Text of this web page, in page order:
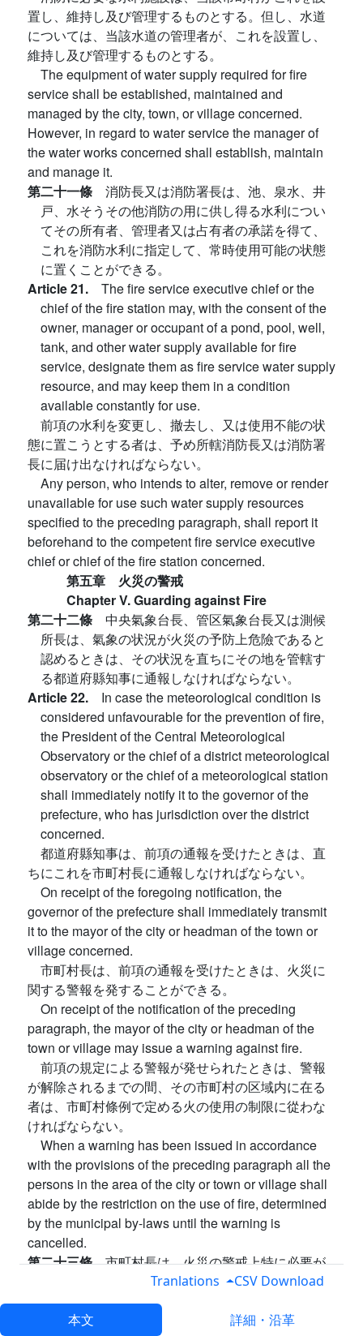
置し、維持し及び管理するものとする。但し、水道
については、当該水道の管理者が、これを設置し、
維持し及び管理するものとする。
The equipment of water supply required for fire
service shall be established, maintained and
managed by the city, town, or village concerned.
However, in regard to water service the manager of
the water works concerned shall establish, maintain
and manage it.
第二十一條 消防長又は消防署長は、池、泉水、井
戸、水そうその他消防の用に供し得る水利につい
てその所有者、管理者又は占有者の承諾を得て、
これを消防水利に指定して、常時使用可能の状態
に置くことができる。
Article 21. The fire service executive chief or the
chief of the fire station may, with the consent of the
owner, manager or occupant of a pond, pool, well,
tank, and other water supply available for fire
service, designate them as fire service water supply
resource, and may keep them in a condition
available constantly for use.
前項の水利を変更し、撤去し、又は使用不能の状
態に置こうとする者は、予め所轄消防長又は消防署
長に届け出なければならない。
Any person, who intends to alter, remove or render
unavailable for use such water supply resources
specified to the preceding paragraph, shall report it
beforehand to the competent fire service executive
chief or chief of the fire station concerned.
第五章 火災の警戒
Chapter V. Guarding against Fire
第二十二條 中央氣象台長、管区氣象台長又は測候
所長は、氣象の状況が火災の予防上危險であると
認めるときは、その状況を直ちにその地を管轄す
る都道府縣知事に通報しなければならない。
Article 22. In case the meteorological condition is
considered unfavourable for the prevention of fire,
the President of the Central Meteorological
Observatory or the chief of a district meteorological
observatory or the chief of a meteorological station
shall immediately notify it to the governor of the
prefecture, who has jurisdiction over the district
concerned.
都道府縣知事は、前項の通報を受けたときは、直
ちにこれを市町村長に通報しなければならない。
On receipt of the foregoing notification, the
governor of the prefecture shall immediately transmit
it to the mayor of the city or headman of the town or
village concerned.
市町村長は、前項の通報を受けたときは、火災に
関する警報を発することができる。
On receipt of the notification of the preceding
paragraph, the mayor of the city or headman of the
town or village may issue a warning against fire.
前項の規定による警報が発せられたときは、警報
が解除されるまでの間、その市町村の区域内に在る
者は、市町村條例で定める火の使用の制限に從わな
ければならない。
When a warning has been issued in accordance
with the provisions of the preceding paragraph all the
persons in the area of the city or town or village shall
abide by the restriction on the use of fire, determined
by the municipal by-laws until the warning is
cancelled.
第二十三條市町村長は、火災の警戒上特に必要が
あると認めるときは、期間を限つて、一定区域内
におけるたき火又は喫煙の制限をすることができ
Tranlations CSV Download
本文 詳細・沿革